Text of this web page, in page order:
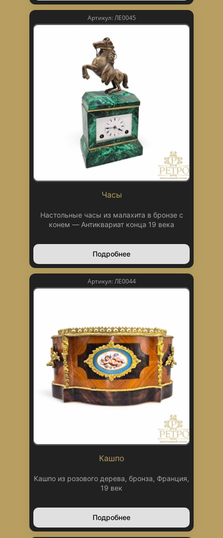
Артикул: ЛЕ0045
Часы
Настольные часы из малахита в бронзе с
конем — Антиквариат конца 19 века
Подробнее
Артикул: ЛЕ0044
Кашпо
Кашпо из розового дерева, бронза, Франция,
19 век
Подробнее